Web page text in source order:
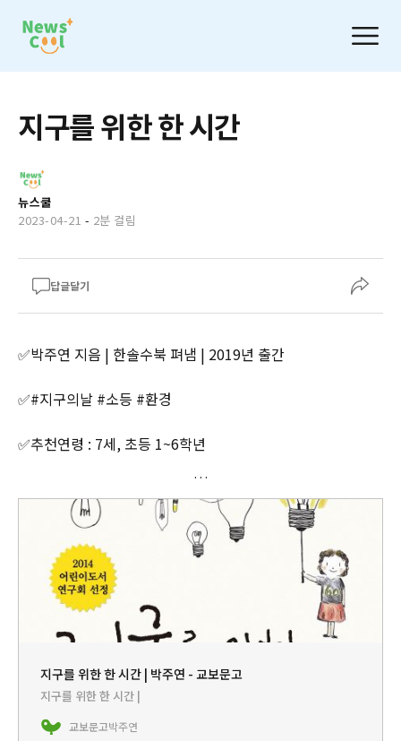
지구를 위한 한 시간
뉴스쿨
2023-04-21 - 2분 걸림
답글달기
✅박주연 지음 | 한솔수북 펴냄 | 2019년 출간
✅#지구의날 #소등 #환경
✅추천연령 : 7세, 초등 1~6학년
지구를 위한 한 시간 | 박주연 - 교보문고
지구를 위한 한 시간 |
교보문고박주연